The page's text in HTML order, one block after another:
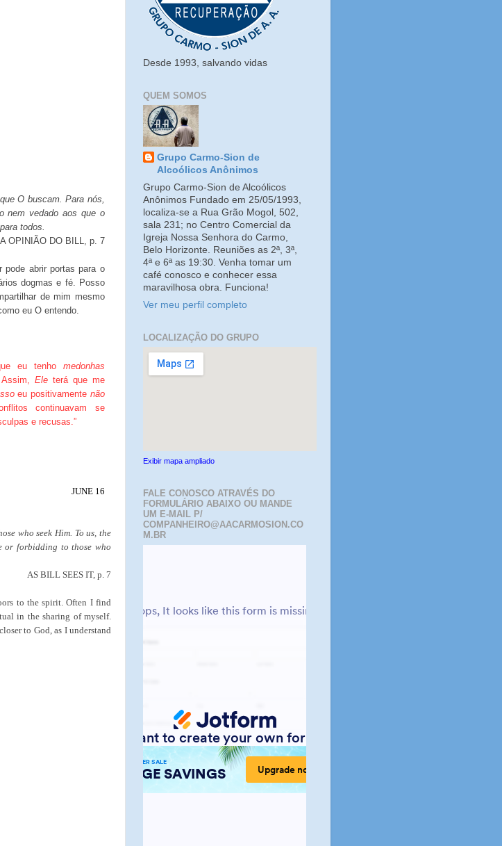
O buscam. Para nós,
nem vedado aos que o
todos.
OPINIÃO DO BILL, p. 7
pode abrir portas para o
dogmas e fé. Posso
de mim mesmo
eu O entendo.
eu tenho medonhas
Ele terá que me
eu positivamente não
continuavam se
e recusas.”
JUNE 16
who seek Him. To us, the
or forbidding to those who
AS BILL SEES IT, p. 7
to the spirit. Often I find
in the sharing of myself.
to God, as I understand
Desde 1993, salvando vidas
QUEM SOMOS
Grupo Carmo-Sion de
Alcoólicos Anônimos
Grupo Carmo-Sion de Alcoólicos
Anônimos Fundado em 25/05/1993,
localiza-se a Rua Grão Mogol, 502,
sala 231; no Centro Comercial da
Igreja Nossa Senhora do Carmo,
Belo Horizonte. Reuniões as 2ª, 3ª,
4ª e 6ª as 19:30. Venha tomar um
café conosco e conhecer essa
maravilhosa obra. Funciona!
Ver meu perfil completo
LOCALIZAÇÃO DO GRUPO
Exibir mapa ampliado
FALE CONOSCO ATRAVÉS DO
FORMULÁRIO ABAIXO OU MANDE
UM E-MAIL P/
COMPANHEIRO@AACARMOSION.CO
M.BR